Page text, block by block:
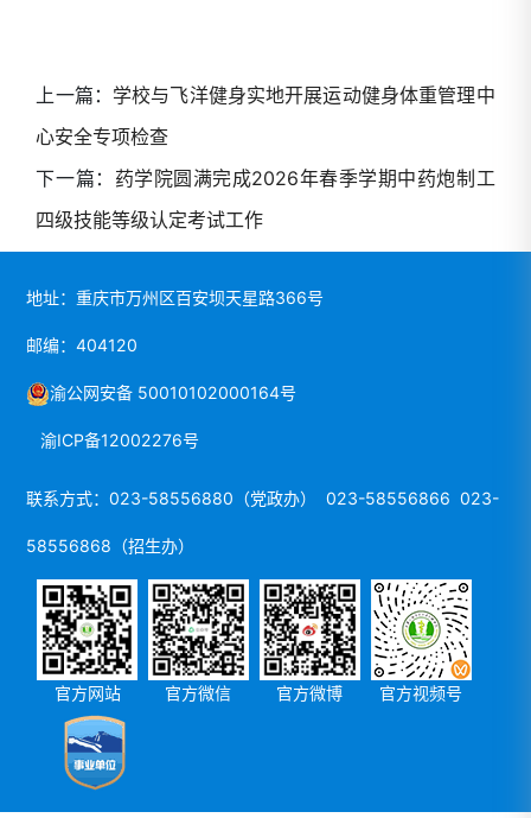
上一篇： 学校与飞洋健身实地开展运动健身体重管理中
心安全专项检查
下一篇： 药学院圆满完成2026年春季学期中药炮制工
四级技能等级认定考试工作
地址：重庆市万州区百安坝天星路366号
邮编：404120
渝公网安备 50010102000164号
渝ICP备12002276号
联系方式：023-58556880（党政办） 023-58556866 023-
58556868（招生办）
官方网站 官方微信 官方微博 官方视频号